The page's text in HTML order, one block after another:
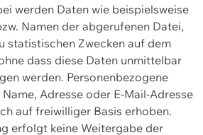
werden Daten wie beispielsweise
Namen der abgerufenen Datei,
statistischen Zwecken auf dem
dass diese Daten unmittelbar
werden. Personenbezogene
Adresse oder E-Mail-Adresse
auf freiwilliger Basis erhoben.
erfolgt keine Weitergabe der